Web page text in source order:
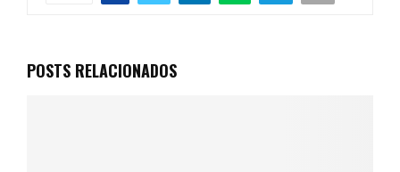
POSTS RELACIONADOS